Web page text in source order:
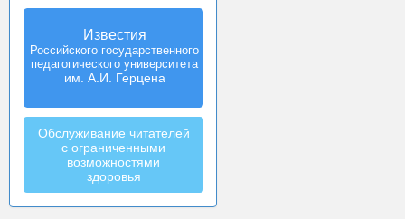
Известия
Российского государственного
педагогического университета
им. А.И. Герцена
Izvestia:
Herzen University
Journal of
Humanities & Sciences
Обслуживание читателей
с ограниченными
возможностями
здоровья